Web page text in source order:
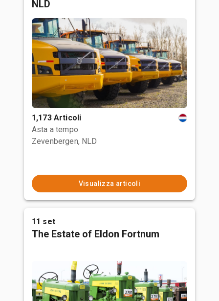
NLD
1,173 Articoli
Asta a tempo
Zevenbergen, NLD
Visualizza articoli
11 set
The Estate of Eldon Fortnum